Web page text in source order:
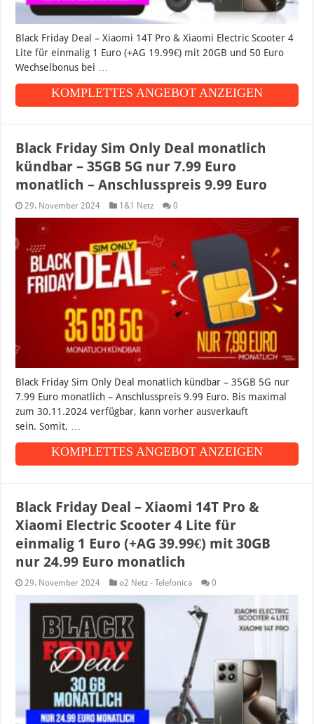
Black Friday Deal – Xiaomi 14T Pro & Xiaomi Electric Scooter 4
Lite für einmalig 1 Euro (+AG 19.99€) mit 20GB und 50 Euro
Wechselbonus bei …
KOMPLETTES ANGEBOT ANZEIGEN
Black Friday Sim Only Deal monatlich
kündbar – 35GB 5G nur 7.99 Euro
monatlich – Anschlusspreis 9.99 Euro
29. November 2024 1&1 Netz 0
Black Friday Sim Only Deal monatlich kündbar – 35GB 5G nur
7.99 Euro monatlich – Anschlusspreis 9.99 Euro. Bis maximal
zum 30.11.2024 verfügbar, kann vorher ausverkauft
sein. Somit, …
KOMPLETTES ANGEBOT ANZEIGEN
Black Friday Deal – Xiaomi 14T Pro &
Xiaomi Electric Scooter 4 Lite für
einmalig 1 Euro (+AG 39.99€) mit 30GB
nur 24.99 Euro monatlich
29. November 2024 o2 Netz - Telefonica 0